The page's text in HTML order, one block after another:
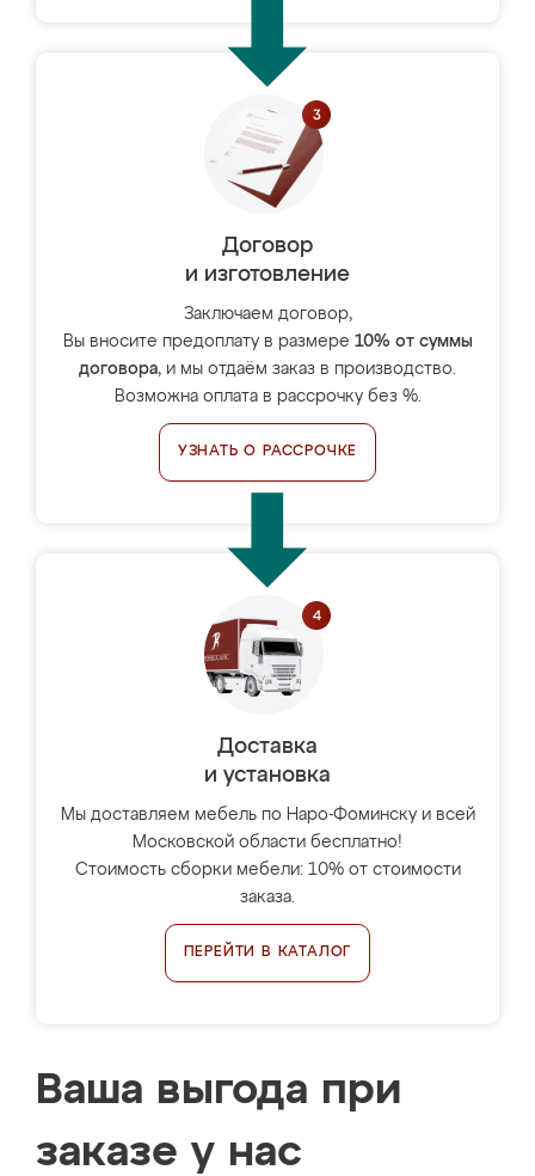
Договор
и изготовление
Заключаем договор,
Вы вносите предоплату в размере 10% от суммы
договора, и мы отдаём заказ в производство.
Возможна оплата в рассрочку без %.
УЗНАТЬ О РАССРОЧКЕ
Доставка
и установка
Мы доставляем мебель по Наро-Фоминску и всей
Московской области бесплатно!
Стоимость сборки мебели: 10% от стоимости
заказа.
ПЕРЕЙТИ В КАТАЛОГ
Ваша выгода при
заказе у нас